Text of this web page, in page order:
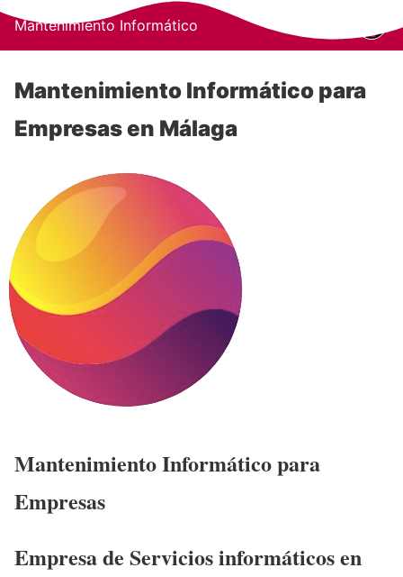
Mantenimiento Informático
Mantenimiento Informático para
Empresas en Málaga
Mantenimiento Informático para
Empresas
Empresa de Servicios informáticos en